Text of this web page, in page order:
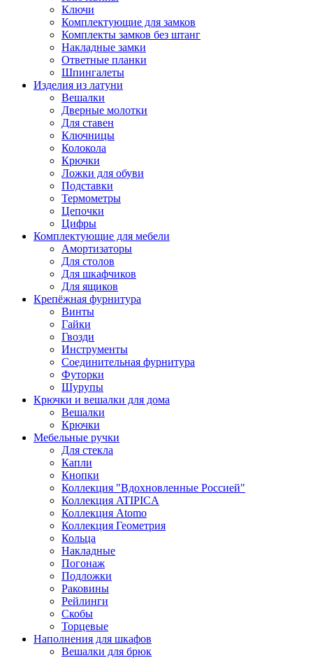
Ключи
Комплектующие для замков
Комплекты замков без штанг
Накладные замки
Ответные планки
Шпингалеты
Изделия из латуни
Вешалки
Дверные молотки
Для ставен
Ключницы
Колокола
Крючки
Ложки для обуви
Подставки
Термометры
Цепочки
Цифры
Комплектующие для мебели
Амортизаторы
Для столов
Для шкафчиков
Для ящиков
Крепёжная фурнитура
Винты
Гайки
Гвозди
Инструменты
Соединительная фурнитура
Футорки
Шурупы
Крючки и вешалки для дома
Вешалки
Крючки
Мебельные ручки
Для стекла
Капли
Кнопки
Коллекция "Вдохновленные Россией"
Коллекция ATIPICA
Коллекция Atomo
Коллекция Геометрия
Кольца
Накладные
Погонаж
Подложки
Раковины
Рейлинги
Скобы
Торцевые
Наполнения для шкафов
Вешалки для брюк